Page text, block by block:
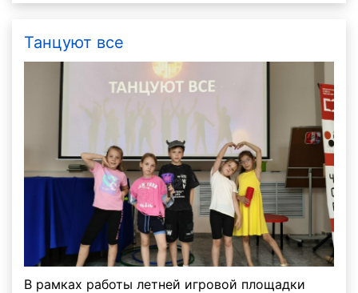
Танцуют все
В рамках работы летней игровой площадки